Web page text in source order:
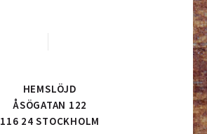
HEMSLÖJD
ÅSÖGATAN 122
116 24 STOCKHOLM